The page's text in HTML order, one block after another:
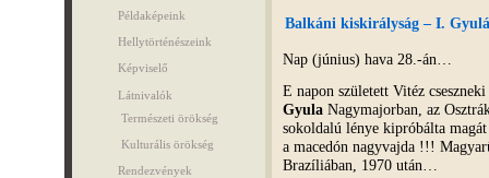
Példaképeink
Hellytörténészeink
Képviselő
Látnivalók
Természeti örökség
Kulturális örökség
Rendezvények
Balkáni kiskirályság – I.
Nap (június) hava 28.-án…
E napon született Vitéz
GyulaNagymajorban, az
sokoldalú lénye kipróbálta
a macedón nagyvajda !!!
Brazíliában, 1970 után…